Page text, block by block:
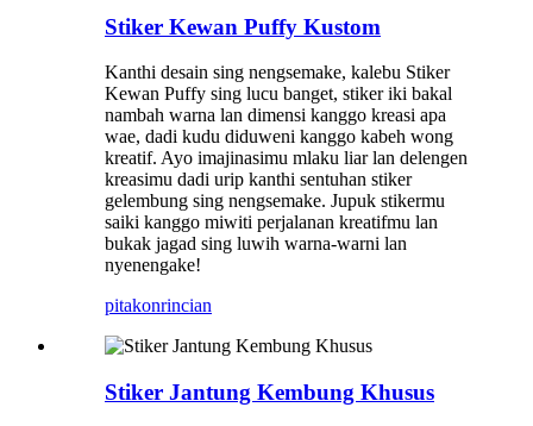
Stiker Kewan Puffy Kustom
Kanthi desain sing nengsemake, kalebu Stiker
Kewan Puffy sing lucu banget, stiker iki bakal
nambah warna lan dimensi kanggo kreasi apa
wae, dadi kudu diduweni kanggo kabeh wong
kreatif. Ayo imajinasimu mlaku liar lan delengen
kreasimu dadi urip kanthi sentuhan stiker
gelembung sing nengsemake. Jupuk stikermu
saiki kanggo miwiti perjalanan kreatifmu lan
bukak jagad sing luwih warna-warni lan
nyenengake!
pitakonrincian
Stiker Jantung Kembung Khusus